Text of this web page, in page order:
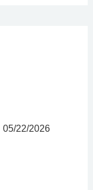
05/22/2026